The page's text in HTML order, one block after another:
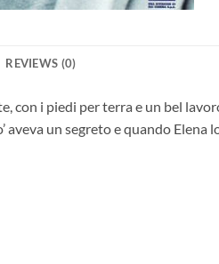
REVIEWS (0)
con i piedi per terra e un bel
aveva un segreto e quando